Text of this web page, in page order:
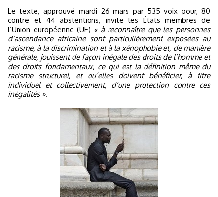
Le texte, approuvé mardi 26 mars par 535 voix pour, 80
contre et 44 abstentions, invite les États membres de
l’Union européenne (UE) « à reconnaître que les personnes
d’ascendance africaine sont particulièrement exposées au
racisme, à la discrimination et à la xénophobie et, de manière
générale, jouissent de façon inégale des droits de l’homme et
des droits fondamentaux, ce qui est la définition même du
racisme structurel, et qu’elles doivent bénéficier, à titre
individuel et collectivement, d’une protection contre ces
inégalités ».